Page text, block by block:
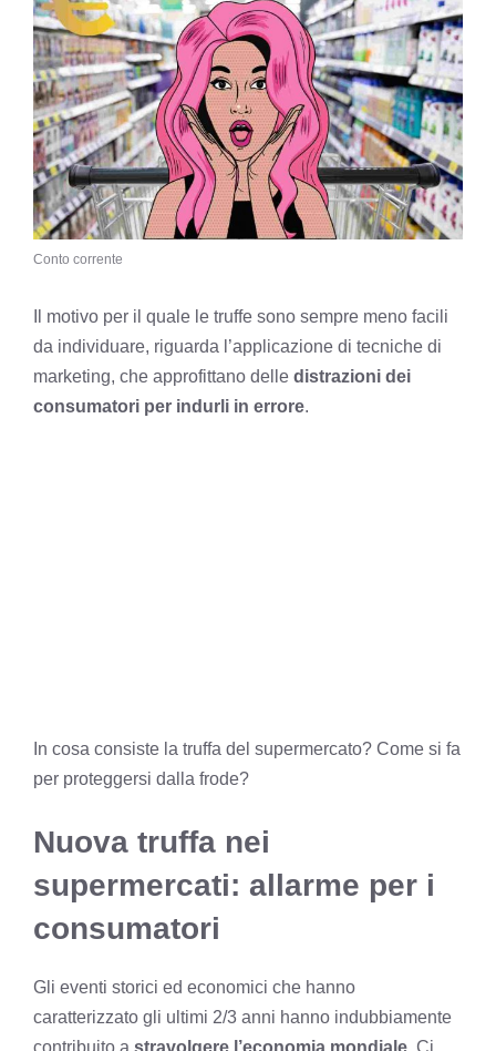
Conto corrente
Il motivo per il quale le truffe sono sempre meno facili
da individuare, riguarda l’applicazione di tecniche di
marketing, che approfittano delle distrazioni dei
consumatori per indurli in errore.
In cosa consiste la truffa del supermercato? Come si fa
per proteggersi dalla frode?
Nuova truffa nei
supermercati: allarme per i
consumatori
Gli eventi storici ed economici che hanno
caratterizzato gli ultimi 2/3 anni hanno indubbiamente
contribuito a stravolgere l’economia mondiale . Ci